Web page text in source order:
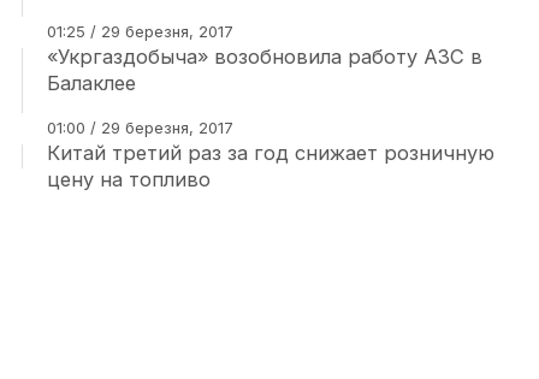
01:25 / 29 березня, 2017
«Укргаздобыча» возобновила работу АЗС в
Балаклее
01:00 / 29 березня, 2017
Китай третий раз за год снижает розничную
цену на топливо